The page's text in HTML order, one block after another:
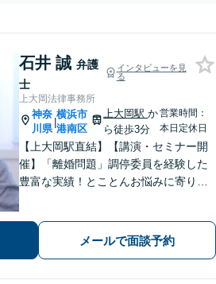
石井 誠 弁護
士
インタビューを見
る
上大岡法律事務所
神奈
川県
|
横浜市
港南区
上大岡駅か
ら徒歩3分
営業時間：
本日定休日
【上大岡駅直結】【講演・セミナー開
催】「離婚問題」調停委員を経験した
豊富な実績！とことんお悩みに寄り添
ートを実現【完全個室対応／子連れ相
談可】
メールで面談予約